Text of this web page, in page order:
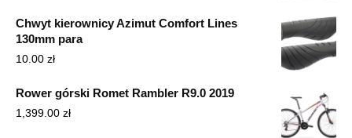
Chwyt kierownicy Azimut Comfort Lines
130mm para
10.00 zł
Rower górski Romet Rambler R9.0 2019
1,399.00 zł